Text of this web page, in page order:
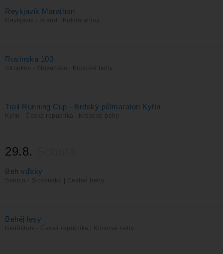
Reykjavik Marathon
Reykjavik - Island | Polmaratóny
Rusínska 100
Stropkov - Slovensko | Krosové behy
Trail Running Cup - Brdský půlmaraton Kytín
Kytín - Česká republika | Krosové behy
29.8.
Beh vďaky
Senica - Slovensko | Cestné behy
Behěj lesy
Bedřichov - Česká republika | Krosové behy